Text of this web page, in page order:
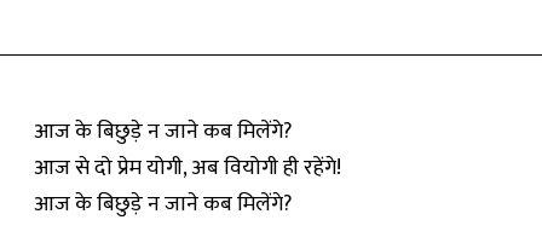
आज के बिछुड़े न जाने कब मिलेंगे?
आज से दो प्रेम योगी, अब वियोगी ही रहेंगे!
आज के बिछुड़े न जाने कब मिलेंगे?